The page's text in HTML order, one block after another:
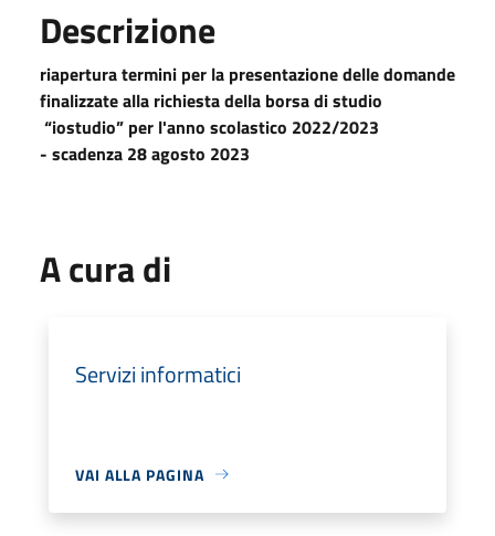
Descrizione
riapertura termini per la presentazione delle domande
finalizzate alla richiesta della borsa di studio
“iostudio” per l'anno scolastico 2022/2023
- scadenza 28 agosto 2023
A cura di
Servizi informatici
VAI ALLA PAGINA